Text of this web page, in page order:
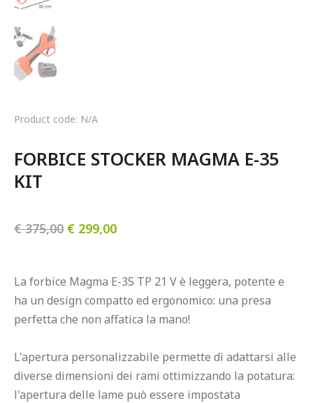
Product code: N/A
FORBICE STOCKER MAGMA E-35
KIT
€375,00 € 299,00
La forbice Magma E-35 TP 21 V è leggera, potente e
ha un design compatto ed ergonomico: una presa
perfetta che non affatica la mano!
L'apertura personalizzabile permette di adattarsi alle
diverse dimensioni dei rami ottimizzando la potatura:
l'apertura delle lame può essere impostata